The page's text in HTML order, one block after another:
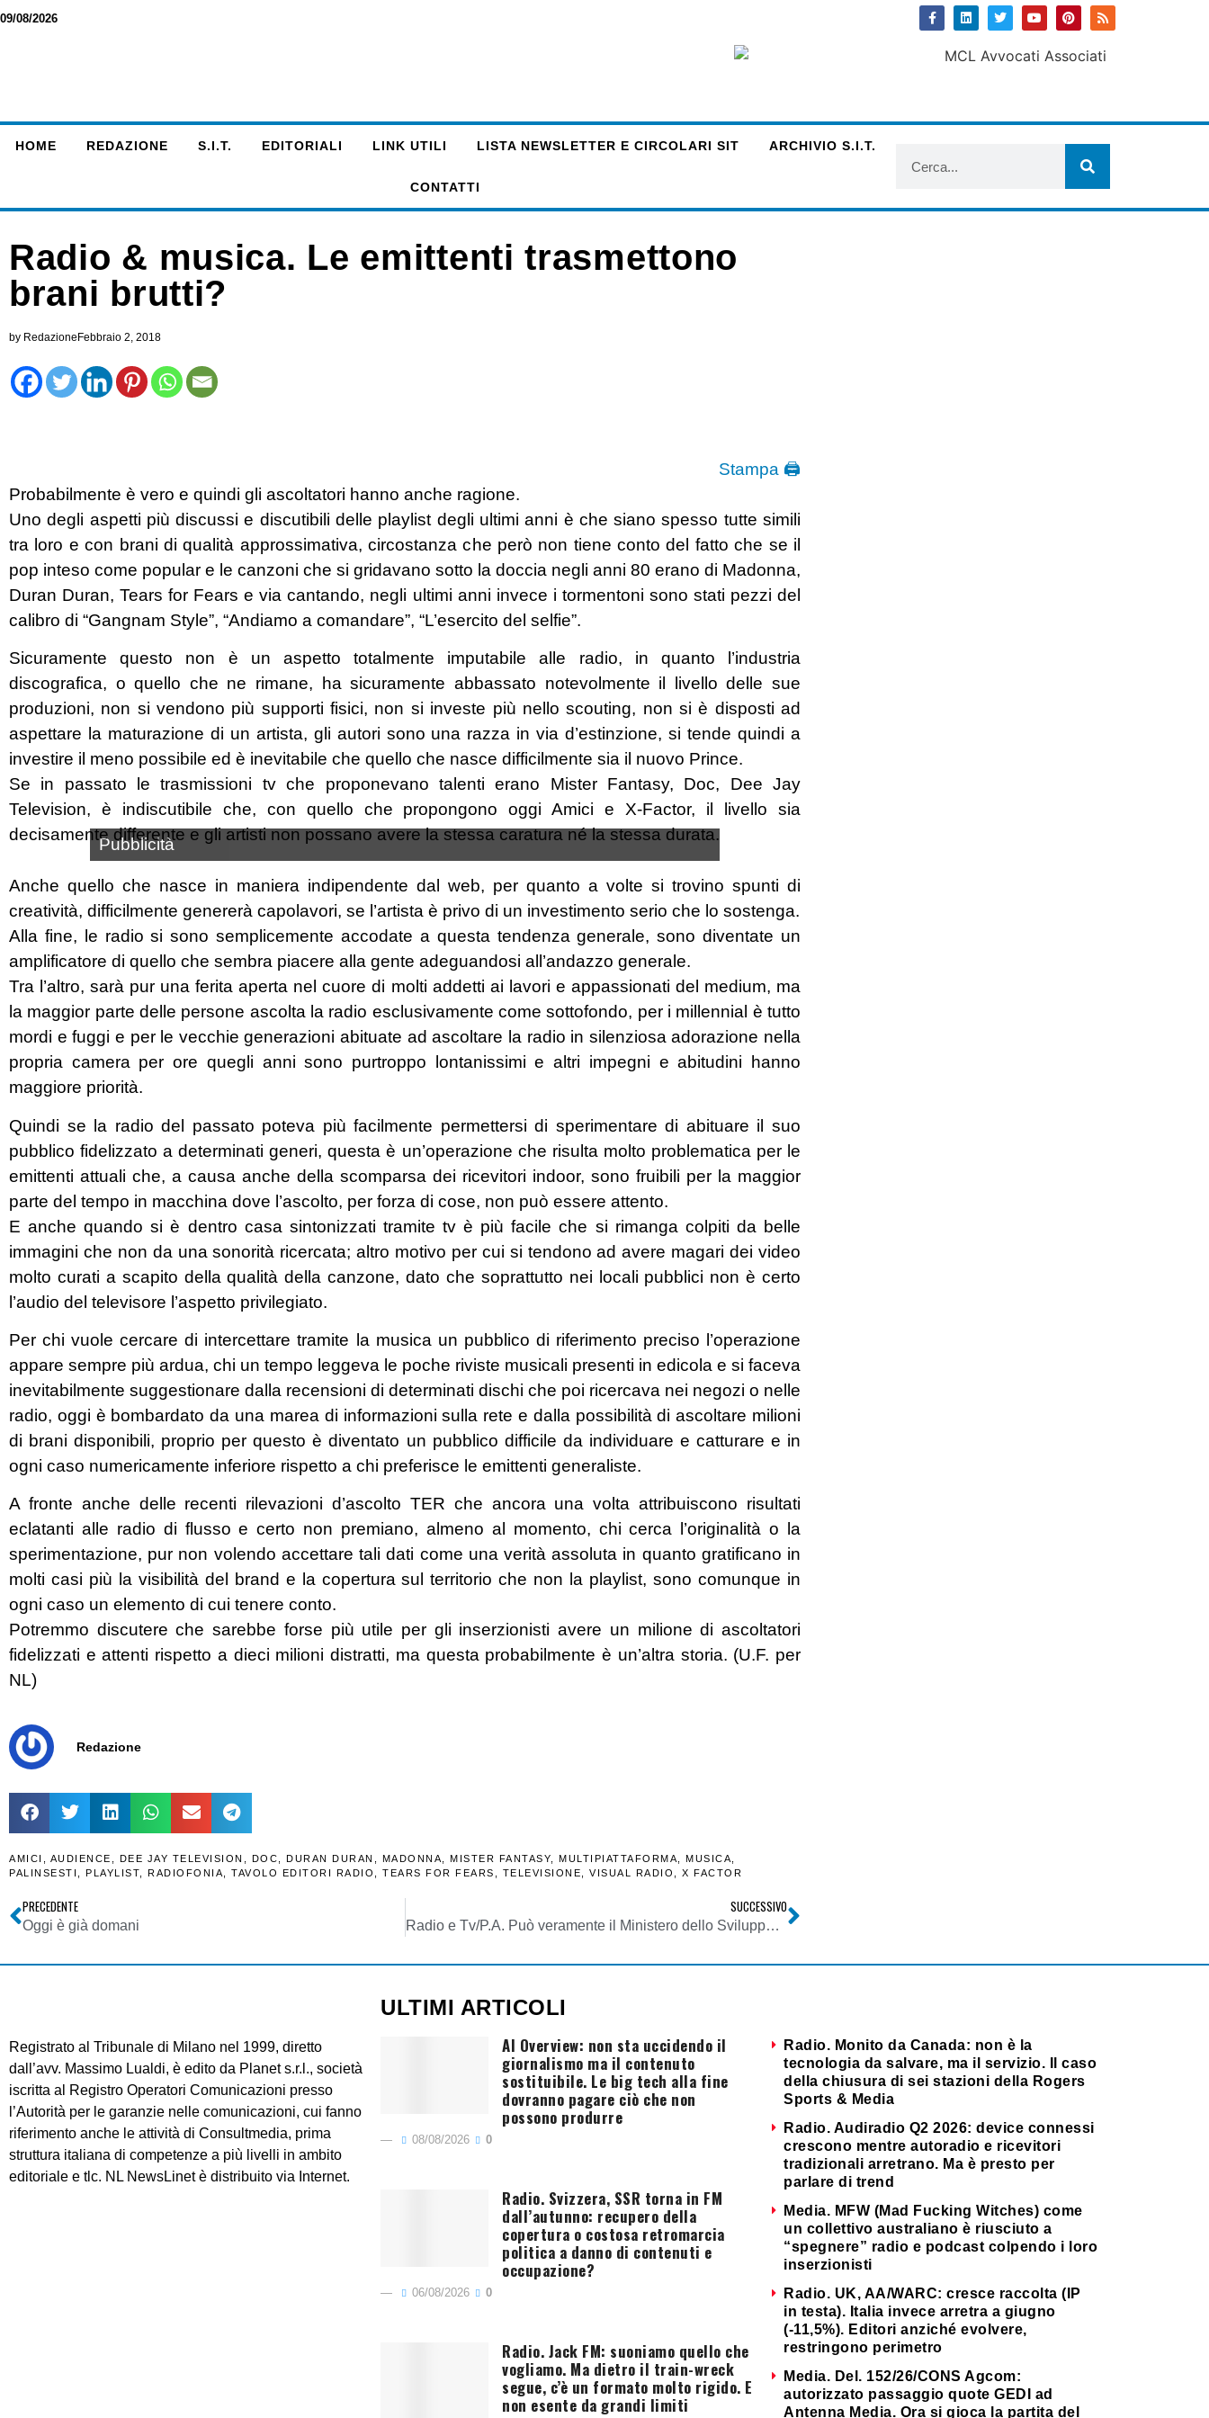
09/08/2026
HOME REDAZIONE S.I.T. EDITORIALI LINK UTILI LISTA NEWSLETTER E CIRCOLARI SIT ARCHIVIO S.I.T.
CONTATTI
Radio & musica. Le emittenti trasmettono
brani brutti?
by Redazione Febbraio 2, 2018
Stampa 🖨
Probabilmente è vero e quindi gli ascoltatori hanno anche ragione.
Uno degli aspetti più discussi e discutibili delle playlist degli ultimi anni è che siano spesso tutte simili
tra loro e con brani di qualità approssimativa, circostanza che però non tiene conto del fatto che se il
pop inteso come popular e le canzoni che si gridavano sotto la doccia negli anni 80 erano di Madonna,
Duran Duran, Tears for Fears e via cantando, negli ultimi anni invece i tormentoni sono stati pezzi del
calibro di “Gangnam Style”, “Andiamo a comandare”, “L’esercito del selfie”.
Sicuramente questo non è un aspetto totalmente imputabile alle radio, in quanto l’industria
discografica, o quello che ne rimane, ha sicuramente abbassato notevolmente il livello delle sue
produzioni, non si vendono più supporti fisici, non si investe più nello scouting, non si è disposti ad
aspettare la maturazione di un artista, gli autori sono una razza in via d’estinzione, si tende quindi a
investire il meno possibile ed è inevitabile che quello che nasce difficilmente sia il nuovo Prince.
Se in passato le trasmissioni tv che proponevano talenti erano Mister Fantasy, Doc, Dee Jay
Television, è indiscutibile che, con quello che propongono oggi Amici e X-Factor, il livello sia
decisamente differente e gli artisti non possano avere la stessa caratura né la stessa durata.
Pubblicità
Anche quello che nasce in maniera indipendente dal web, per quanto a volte si trovino spunti di
creatività, difficilmente genererà capolavori, se l’artista è privo di un investimento serio che lo sostenga.
Alla fine, le radio si sono semplicemente accodate a questa tendenza generale, sono diventate un
amplificatore di quello che sembra piacere alla gente adeguandosi all’andazzo generale.
Tra l’altro, sarà pur una ferita aperta nel cuore di molti addetti ai lavori e appassionati del medium, ma
la maggior parte delle persone ascolta la radio esclusivamente come sottofondo, per i millennial è tutto
mordi e fuggi e per le vecchie generazioni abituate ad ascoltare la radio in silenziosa adorazione nella
propria camera per ore quegli anni sono purtroppo lontanissimi e altri impegni e abitudini hanno
maggiore priorità.
Quindi se la radio del passato poteva più facilmente permettersi di sperimentare di abituare il suo
pubblico fidelizzato a determinati generi, questa è un’operazione che risulta molto problematica per le
emittenti attuali che, a causa anche della scomparsa dei ricevitori indoor, sono fruibili per la maggior
parte del tempo in macchina dove l’ascolto, per forza di cose, non può essere attento.
E anche quando si è dentro casa sintonizzati tramite tv è più facile che si rimanga colpiti da belle
immagini che non da una sonorità ricercata; altro motivo per cui si tendono ad avere magari dei video
molto curati a scapito della qualità della canzone, dato che soprattutto nei locali pubblici non è certo
l’audio del televisore l’aspetto privilegiato.
Per chi vuole cercare di intercettare tramite la musica un pubblico di riferimento preciso l’operazione
appare sempre più ardua, chi un tempo leggeva le poche riviste musicali presenti in edicola e si faceva
inevitabilmente suggestionare dalla recensioni di determinati dischi che poi ricercava nei negozi o nelle
radio, oggi è bombardato da una marea di informazioni sulla rete e dalla possibilità di ascoltare milioni
di brani disponibili, proprio per questo è diventato un pubblico difficile da individuare e catturare e in
ogni caso numericamente inferiore rispetto a chi preferisce le emittenti generaliste.
A fronte anche delle recenti rilevazioni d’ascolto TER che ancora una volta attribuiscono risultati
eclatanti alle radio di flusso e certo non premiano, almeno al momento, chi cerca l’originalità o la
sperimentazione, pur non volendo accettare tali dati come una verità assoluta in quanto gratificano in
molti casi più la visibilità del brand e la copertura sul territorio che non la playlist, sono comunque in
ogni caso un elemento di cui tenere conto.
Potremmo discutere che sarebbe forse più utile per gli inserzionisti avere un milione di ascoltatori
fidelizzati e attenti rispetto a dieci milioni distratti, ma questa probabilmente è un’altra storia. (U.F. per
NL)
Redazione
AMICI AUDIENCE DEE JAY TELEVISION DOC DURAN DURAN MADONNA MISTER FANTASY MULTIPIATTAFORMA MUSICA
PALINSESTI
PLAYLIST RADIOFONIA TAVOLO EDITORI RADIO TEARS FOR FEARS TELEVISIONE VISUAL RADIO X FACTOR
PRECEDENTE
Oggi è già domani
SUCCESSIVO
Radio e Tv/P.A. Può veramente il Ministero dello Sviluppo Economico gestire l’era 4.0 con 600 emittenti da gestire per ogni funzionario?
Registrato al Tribunale di Milano nel 1999, diretto
dall’avv. Massimo Lualdi, è edito da Planet s.r.l., società
iscritta al Registro Operatori Comunicazioni presso
l’Autorità per le garanzie nelle comunicazioni, cui fanno
riferimento anche le attività di Consultmedia, prima
struttura italiana di competenze a più livelli in ambito
editoriale e tlc. NL NewsLinet è distribuito via Internet.
ULTIMI ARTICOLI
AI Overview: non sta uccidendo il
giornalismo ma il contenuto
sostituibile. Le big tech alla fine
dovranno pagare ciò che non
possono produrre
08/08/2026 0
Radio. Svizzera, SSR torna in FM
dall’autunno: recupero della
copertura o costosa retromarcia
politica a danno di contenuti e
occupazione?
06/08/2026 0
Radio. Jack FM: suoniamo quello che
vogliamo. Ma dietro il train-wreck
segue, c’è un formato molto rigido. E
non esente da grandi limiti
Radio. Monito da Canada: non è la
tecnologia da salvare, ma il servizio. Il caso
della chiusura di sei stazioni della Rogers
Sports & Media
Radio. Audiradio Q2 2026: device connessi
crescono mentre autoradio e ricevitori
tradizionali arretrano. Ma è presto per
parlare di trend
Media. MFW (Mad Fucking Witches) come
un collettivo australiano è riusciuto a
“spegnere” radio e podcast colpendo i loro
inserzionisti
Radio. UK, AA/WARC: cresce raccolta (IP
in testa). Italia invece arretra a giugno
(-11,5%). Editori anziché evolvere,
restringono perimetro
Media. Del. 152/26/CONS Agcom:
autorizzato passaggio quote GEDI ad
Antenna Media. Ora si gioca la partita del